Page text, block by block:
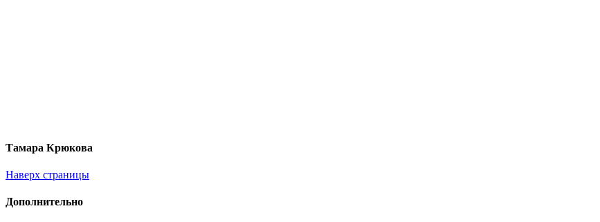
Тамара Крюкова
Наверх страницы
Дополнительно